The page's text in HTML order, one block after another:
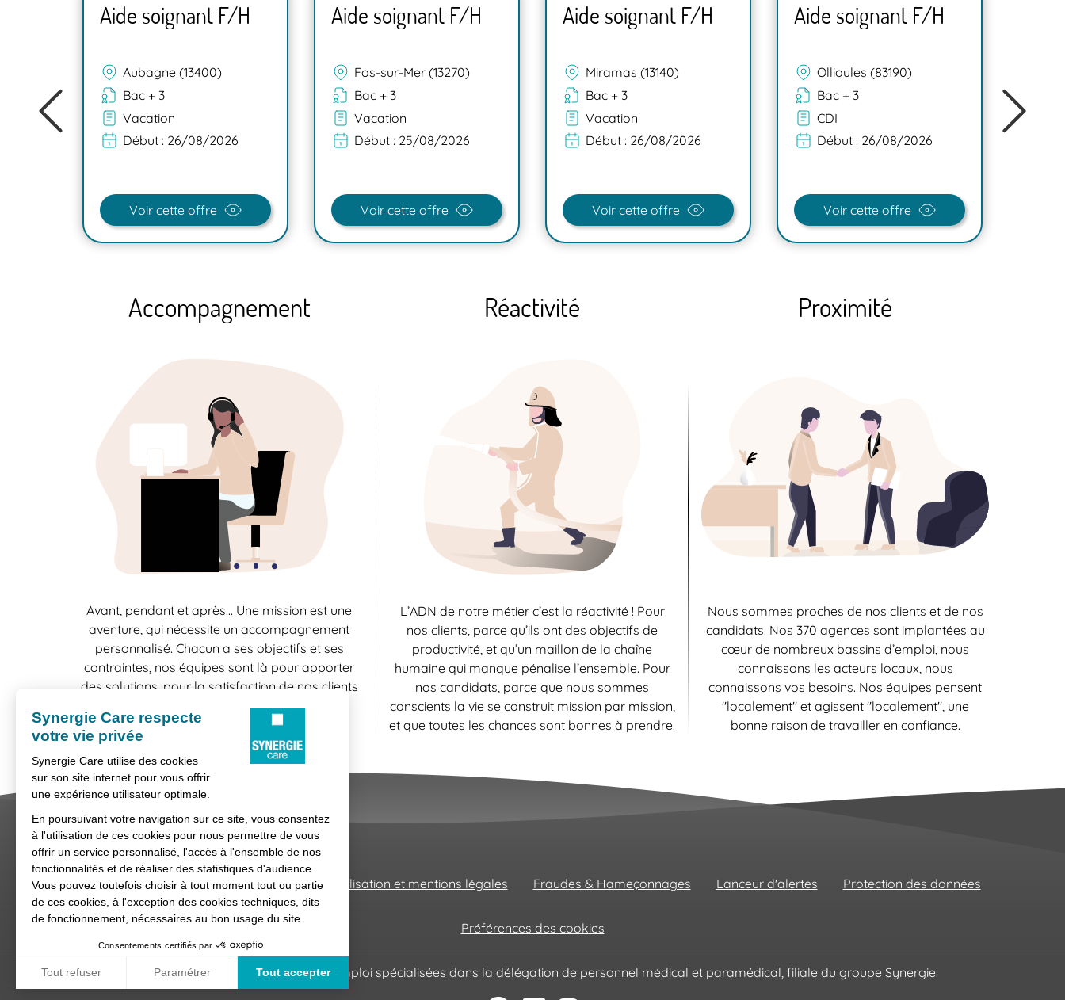
Aide soignant F/H
Aubagne (13400)
Bac + 3
Vacation
Début : 26/08/2026
Voir cette offre
Aide soignant F/H
Fos-sur-Mer (13270)
Bac + 3
Vacation
Début : 25/08/2026
Voir cette offre
Aide soignant F/H
Miramas (13140)
Bac + 3
Vacation
Début : 26/08/2026
Voir cette offre
Aide soignant F/H
Ollioules (83190)
Bac + 3
CDI
Début : 26/08/2026
Voir cette offre
Accompagnement
Avant, pendant et après… Une mission est une
aventure, qui nécessite un accompagnement
personnalisé. Chacun a ses objectifs et ses
contraintes, nos équipes sont là pour apporter
des solutions, pour la satisfaction de nos clients
comme celle de nos candidats.
Réactivité
L’ADN de notre métier c’est la réactivité ! Pour
nos clients, parce qu’ils ont des objectifs de
productivité, et qu’un maillon de la chaîne
humaine qui manque pénalise l’ensemble. Pour
nos candidats, parce que nous sommes
conscients la vie se construit mission par mission,
et que toutes les chances sont bonnes à prendre.
Proximité
Nous sommes proches de nos clients et de nos
candidats. Nos 370 agences sont implantées au
cœur de nombreux bassins d’emploi, nous
connaissons les acteurs locaux, nous
connaissons vos besoins. Nos équipes pensent
"localement" et agissent "localement", une
bonne raison de travailler en confiance.
Nous contacter Conditions générales d'utilisation et mentions légales Fraudes & Hameçonnages Lanceur d'alertes Protection des données
Préférences des cookies
Synergie Care, réseau d'agences d'emploi spécialisées dans la délégation de personnel médical et paramédical, filiale du groupe Synergie.